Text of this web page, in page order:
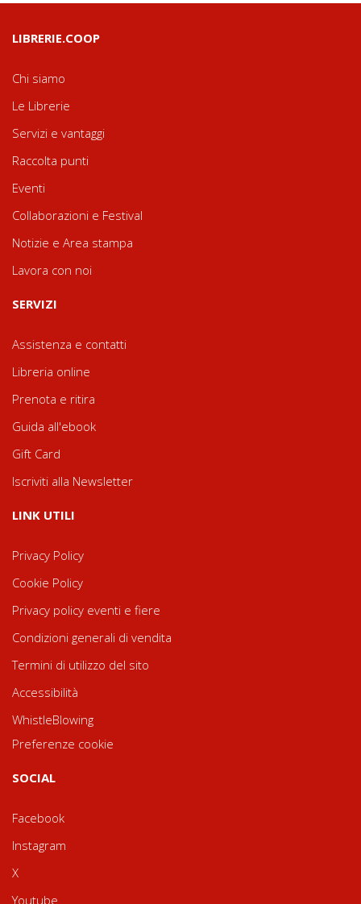
LIBRERIE.COOP
Chi siamo
Le Librerie
Servizi e vantaggi
Raccolta punti
Eventi
Collaborazioni e Festival
Notizie e Area stampa
Lavora con noi
SERVIZI
Assistenza e contatti
Libreria online
Prenota e ritira
Guida all'ebook
Gift Card
Iscriviti alla Newsletter
LINK UTILI
Privacy Policy
Cookie Policy
Privacy policy eventi e fiere
Condizioni generali di vendita
Termini di utilizzo del sito
Accessibilità
WhistleBlowing
Preferenze cookie
SOCIAL
Facebook
Instagram
X
Youtube